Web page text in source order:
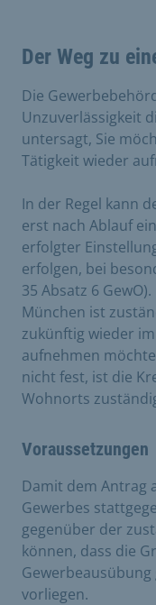
Der Weg zu
Die
Unzuverlässigkeit
untersagt, Sie
Tätigkeit wieder
In der Regel kann
erst nach Ablauf
erfolgter
erfolgen, bei
35 Absatz 6
München ist
zukünftig wieder
aufnehmen
nicht fest, ist die
Wohnorts
Voraussetzungen
Damit dem Antrag
Gewerbes
gegenüber der
können, dass die
vorliegen.